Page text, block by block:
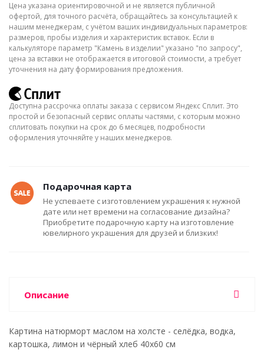
Цена указана ориентировочной и не является публичной
офертой, для точного расчёта, обращайтесь за консультацией к
нашим менеджерам, с учётом ваших индивидуальных параметров:
размеров, пробы изделия и характеристик вставок. Если в
калькуляторе параметр "Камень в изделии" указано "по запросу",
цена за вставки не отображается в итоговой стоимости, а требует
уточнения на дату формирования предложения.
Доступна рассрочка оплаты заказа с сервисом Яндекс Сплит. Это
простой и безопасный сервис оплаты частями, с которым можно
сплитовать покупки на срок до 6 месяцев, подробности
оформления уточняйте у наших менеджеров.
Подарочная карта
Не успеваете с изготовлением украшения к нужной
дате или нет времени на согласование дизайна?
Приобретите подарочную карту на изготовление
ювелирного украшения для друзей и близких!
Описание
Картина натюрморт маслом на холсте - селёдка, водка,
картошка, лимон и чёрный хлеб 40x60 см